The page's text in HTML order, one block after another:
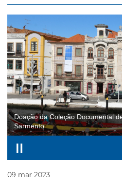
Doação da Coleção Documental
Sarmento
09 mar 2023